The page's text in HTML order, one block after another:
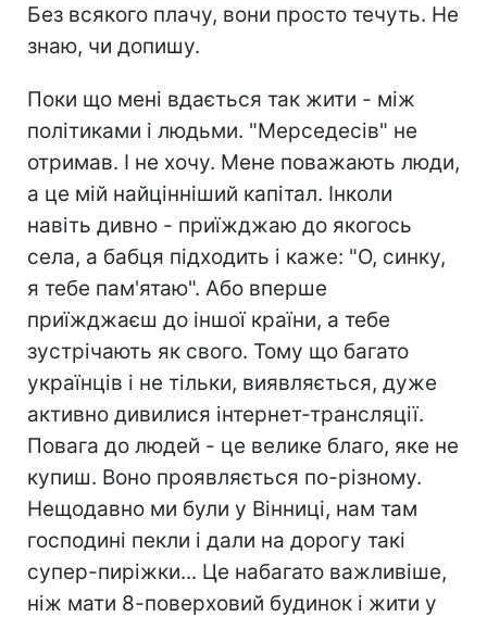
Без всякого плачу, вони просто течуть. Не
знаю, чи допишу.
Поки що мені вдається так жити - між
політиками і людьми. "Мерседесів" не
отримав. І не хочу. Мене поважають люди,
а це мій найцінніший капітал. Інколи
навіть дивно - приїжджаю до якогось
села, а бабця підходить і каже: "О, синку,
я тебе пам'ятаю". Або вперше
приїжджаєш до іншої країни, а тебе
зустрічають як свого. Тому що багато
українців і не тільки, виявляється, дуже
активно дивилися інтернет-трансляції.
Повага до людей - це велике благо, яке не
купиш. Воно проявляється по-різному.
Нещодавно ми були у Вінниці, нам там
господині пекли і дали на дорогу такі
супер-пиріжки... Це набагато важливіше,
ніж мати 8-поверховий будинок і жити у